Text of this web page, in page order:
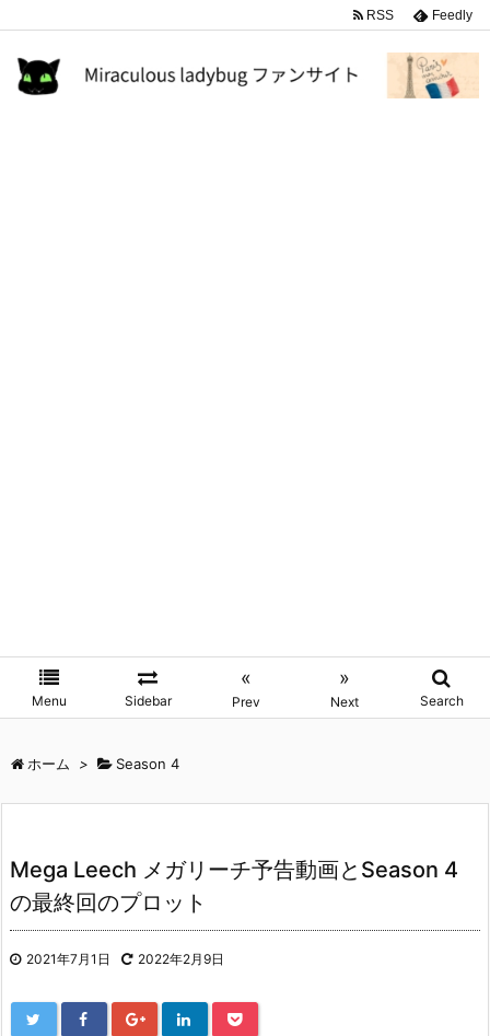
Menu Sidebar
«
Prev
»
Next Search
RSS Feedly
ホーム > Season 4
Mega Leech メガリーチ予告動画とSeason 4
の最終回のプロット
2021年7月1日 2022年2月9日